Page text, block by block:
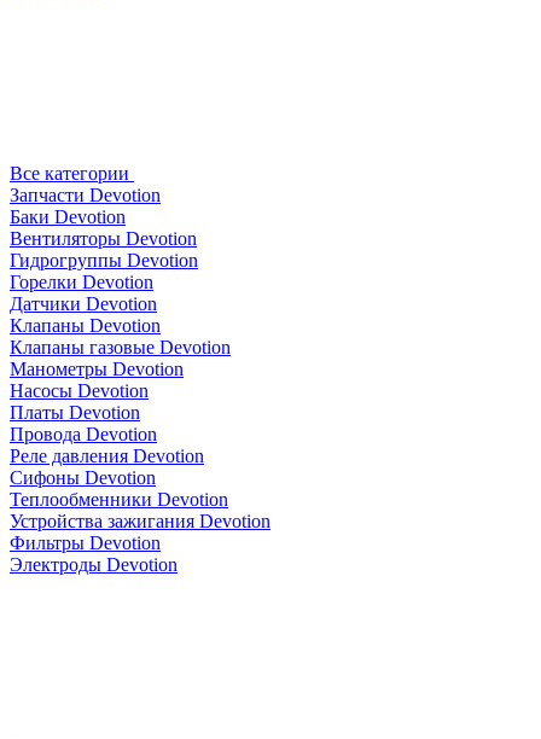
Все категории
Запчасти Devotion
Баки Devotion
Вентиляторы Devotion
Гидрогруппы Devotion
Горелки Devotion
Датчики Devotion
Клапаны Devotion
Клапаны газовые Devotion
Манометры Devotion
Насосы Devotion
Платы Devotion
Провода Devotion
Реле давления Devotion
Сифоны Devotion
Теплообменники Devotion
Устройства зажигания Devotion
Фильтры Devotion
Электроды Devotion